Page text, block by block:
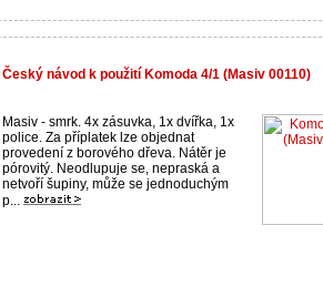
Český návod k použití Komoda 4/1 (Masiv 00110)
Masiv - smrk. 4x zásuvka, 1x dvířka, 1x
police. Za příplatek lze objednat
provedení z borového dřeva. Nátěr je
pórovitý. Neodlupuje se, nepraská a
netvoří šupiny, může se jednoduchým
p...